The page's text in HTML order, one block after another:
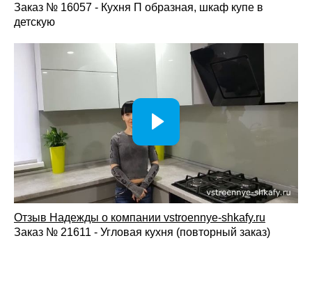
Заказ № 16057 - Кухня П образная, шкаф купе в
детскую
Отзыв Надежды о компании vstroennye-shkafy.ru
Заказ № 21611 - Угловая кухня (повторный заказ)